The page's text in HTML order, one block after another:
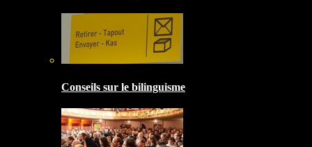
Conseils sur le bilinguisme